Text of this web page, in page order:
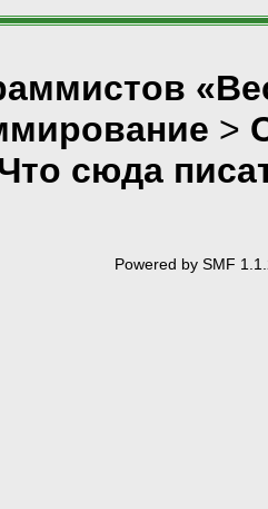
>
сюда
Powered by SMF